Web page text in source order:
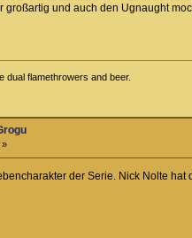
und auch den Ugnaught
dual flamethrowers and beer.
»
der Serie. Nick Nolte